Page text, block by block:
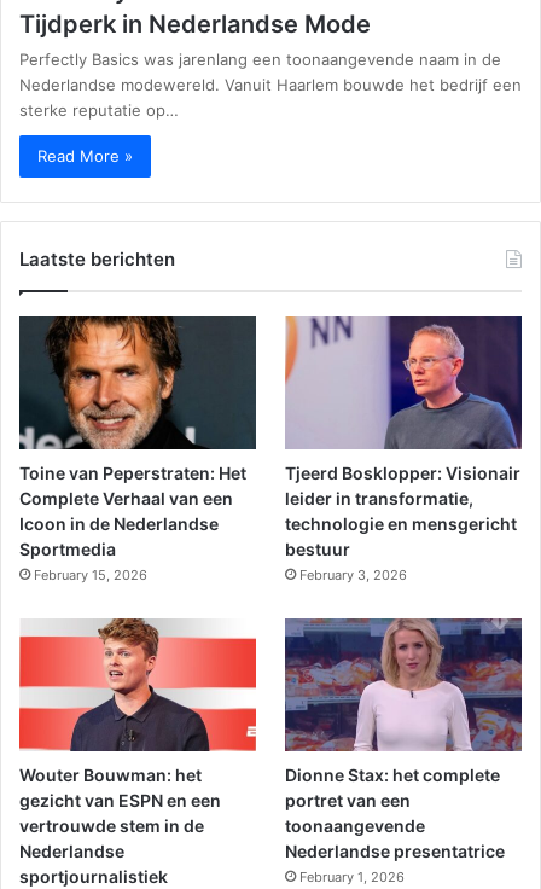
Tijdperk in Nederlandse Mode
Perfectly Basics was jarenlang een toonaangevende naam in de
Nederlandse modewereld. Vanuit Haarlem bouwde het bedrijf een
sterke reputatie op…
Read More »
Laatste berichten
Toine van Peperstraten: Het
Complete Verhaal van een
Icoon in de Nederlandse
Sportmedia
February 15, 2026
Tjeerd Bosklopper: Visionair
leider in transformatie,
technologie en mensgericht
bestuur
February 3, 2026
Wouter Bouwman: het
gezicht van ESPN en een
vertrouwde stem in de
Nederlandse
sportjournalistiek
Dionne Stax: het complete
portret van een
toonaangevende
Nederlandse presentatrice
February 1, 2026